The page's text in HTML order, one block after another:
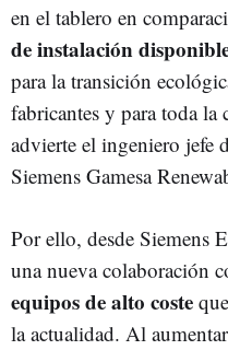
en el tablero en
deinstalación
para la transición
fabricantes y para toda
advierte el ingeniero jefe
Siemens Gamesa
Por ello, desde Siemens
una nueva colaboración
equipos de alto coste
la actualidad. Al